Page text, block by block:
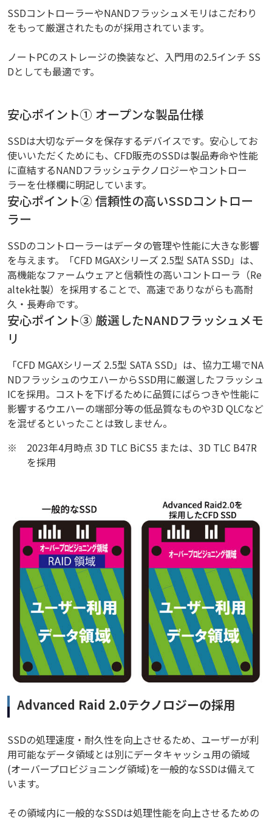
SSDコントローラーやNANDフラッシュメモリはこだわり
をもって厳選されたものが採用されています。
ノートPCのストレージの換装など、入門用の2.5インチ SS
Dとしても最適です。
安心ポイント① オープンな製品仕様
SSDは大切なデータを保存するデバイスです。安心してお
使いいただくためにも、CFD販売のSSDは製品寿命や性能
に直結するNANDフラッシュテクノロジーやコントロー
ラーを仕様欄に明記しています。
安心ポイント② 信頼性の高いSSDコントロー
ラー
SSDのコントローラーはデータの管理や性能に大きな影響
を与えます。「CFD MGAXシリーズ 2.5型 SATA SSD」は、
高機能なファームウェアと信頼性の高いコントローラ（Re
altek社製）を採用することで、高速でありながらも高耐
久・長寿命です。
安心ポイント③ 厳選したNANDフラッシュメモ
リ
「CFD MGAXシリーズ 2.5型 SATA SSD」は、協力工場でNA
NDフラッシュのウエハーからSSD用に厳選したフラッシュ
ICを採用。コストを下げるために品質にばらつきや性能に
影響するウエハーの端部分等の低品質なものや3D QLCなど
を混ぜるといったことは致しません。
※
2023年4月時点 3D TLC BiCS5 または、3D TLC B47R
を採用
Advanced Raid 2.0テクノロジーの採用
SSDの処理速度・耐久性を向上させるため、ユーザーが利
用可能なデータ領域とは別にデータキャッシュ用の領域
(オーバープロビジョニング領域)を一般的なSSDは備えて
います。
その領域内に一般的なSSDは処理性能を向上させるための